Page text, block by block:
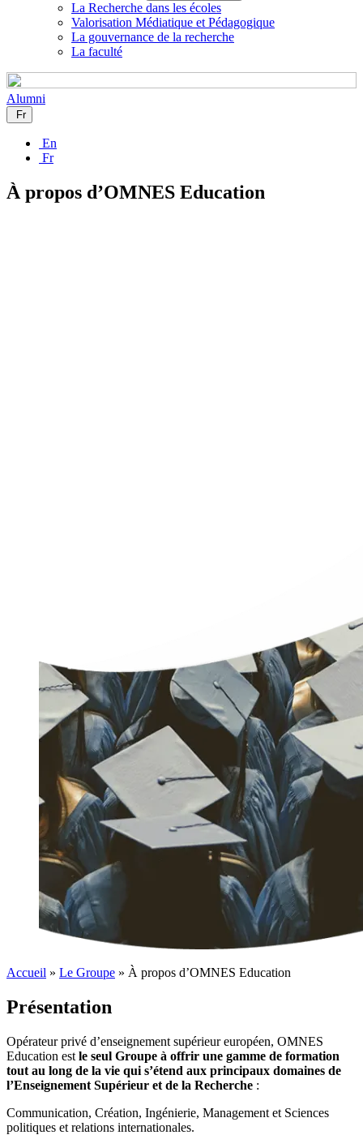
La Recherche dans les écoles
Valorisation Médiatique et Pédagogique
La gouvernance de la recherche
La faculté
Alumni
Fr
En
Fr
À propos d’OMNES Education
Accueil » Le Groupe » À propos d’OMNES Education
Présentation
Opérateur privé d’enseignement supérieur européen, OMNES
Education est le seul Groupe à offrir une gamme de formation
tout au long de la vie qui s’étend aux principaux domaines de
l’Enseignement Supérieur et de la Recherche :
Communication, Création, Ingénierie, Management et Sciences
politiques et relations internationales.